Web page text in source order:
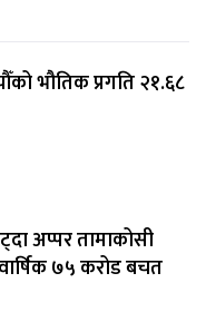
भौतिक प्रगति २१.६८
अप्पर तामाकोसी
वार्षिक ७५ करोड बचत